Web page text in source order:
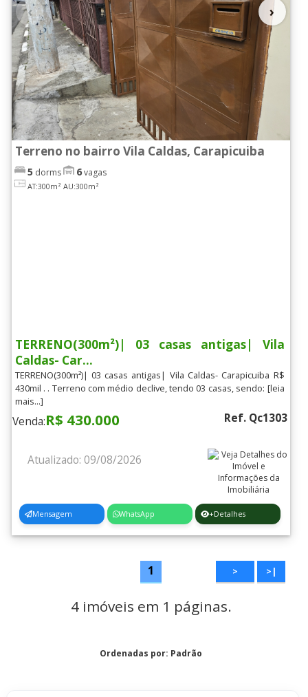
‹ ›
Terreno no bairro Vila Caldas, Carapicuiba
5 dorms 6vagas
AT:300m² AU:300m²
TERRENO(300m²)| 03 casas antigas| Vila
Caldas- Car...
TERRENO(300m²)| 03 casas antigas| Vila Caldas- Carapicuiba R$
430mil . . Terreno com médio declive, tendo 03 casas, sendo: [leia
mais...]
Venda:R$ 430.000 Ref. Qc1303
Atualizado: 09/08/2026
Mensagem WhatsApp +Detalhes
1 > >|
4 imóveis em 1 páginas.
Ordenadas por: Padrão